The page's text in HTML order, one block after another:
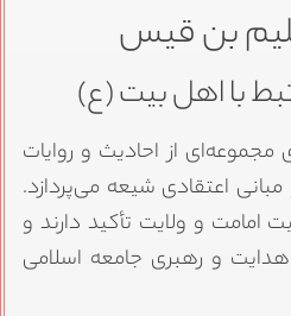
بن قیس
با اهل بیت (ع)
از احادیث و روایات
اعتقادی شیعه می‌پردازد.
امامت و ولایت تأکید دارند و
و رهبری جامعه اسلامی